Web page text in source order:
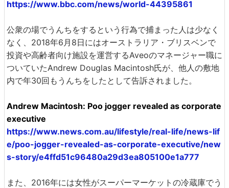
https://www.bbc.com/news/world-44395861
公衆の場でうんちをするという行為で捕まった人は少なく
なく、2018年6月8日にはオーストラリア・ブリスベンで
投資や高齢者向け施設を運営するAveoのマネージャー職に
ついていたAndrew Douglas Macintosh氏が、他人の敷地
内で年30回もうんちをしたとして告訴されました。
Andrew Macintosh: Poo jogger revealed as corporate
executive
https://www.news.com.au/lifestyle/real-life/news-lif
e/poo-jogger-revealed-as-corporate-executive/new
s-story/e4ffd51c96480a29d3ea805100e1a777
また、2016年には女性がスーパーマーケットの冷蔵庫でう